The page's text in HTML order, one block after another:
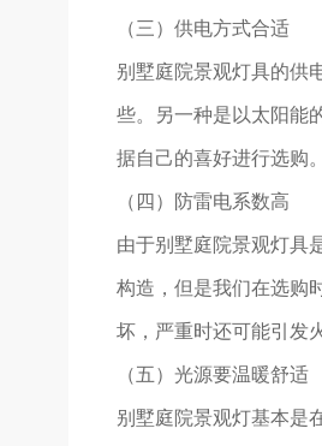
（三）供电方式合适
别墅庭院景观灯具的供
些。另一种是以太阳能
据自己的喜好进行选购。
（四）防雷电系数高
由于别墅庭院景观灯具
构造，但是我们在选购
坏，严重时还可能引发
（五）光源要温暖舒适
别墅庭院景观灯基本是